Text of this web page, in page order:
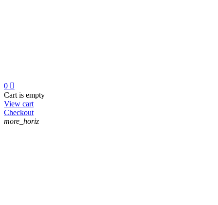
0 
Cart is empty
View cart
Checkout
more_horiz